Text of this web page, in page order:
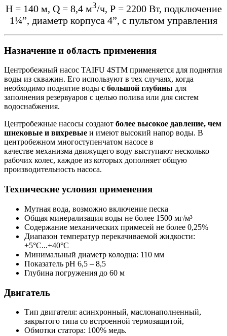
Н = 140 м, Q = 8,4 м3/ч, Р = 2200 Вт, подключение
1¼”, диаметр корпуса 4”, с пультом управления​
Назначение и область применения
Центробежный насос TAIFU 4STM применяется для поднятия
воды из скважин. Его используют в тех случаях, когда
необходимо поднятие воды с большой глубины для
заполнения резервуаров с целью полива или для систем
водоснабжения.
Центробежные насосы создают более высокое давление, чем
шнековые и вихревые и имеют высокий напор воды. В
центробежном многоступенчатом насосе в
качестве механизма движущего воду выступают несколько
рабочих колес, каждое из которых дополняет общую
производительность насоса.
Технические условия применения
Мутная вода, возможно включение песка
Общая минерализация воды не более 1500 мг/м³
Содержание механических примесей не более 0,25%
Диапазон температур перекачиваемой жидкости:
+5°С...+40°С
Минимальный диаметр колодца: 110 мм
Показатель рН 6,5 – 8,5
Глубина погружения до 60 м
Двигатель
Тип двигателя: асинхронный, маслонаполненный,
закрытого типа со встроенной термозащитой,
Обмотки статора: 100% медь.